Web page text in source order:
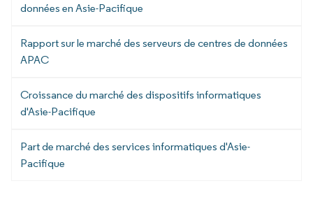
données en Asie-Pacifique
Rapport sur le marché des serveurs de centres de données
APAC
Croissance du marché des dispositifs informatiques
d'Asie-Pacifique
Part de marché des services informatiques d'Asie-
Pacifique